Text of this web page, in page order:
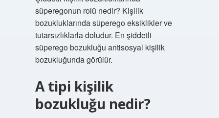
süperegonun rolü nedir? Kişilik
bozukluklarında süperego eksiklikler ve
tutarsızlıklarla doludur. En şiddetli
süperego bozukluğu antisosyal kişilik
bozukluğunda görülür.
A tipi kişilik
bozukluğu nedir?